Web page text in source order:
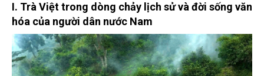
I. Trà Việt trong dòng chảy lịch sử và đời sống văn
hóa của người dân nước Nam